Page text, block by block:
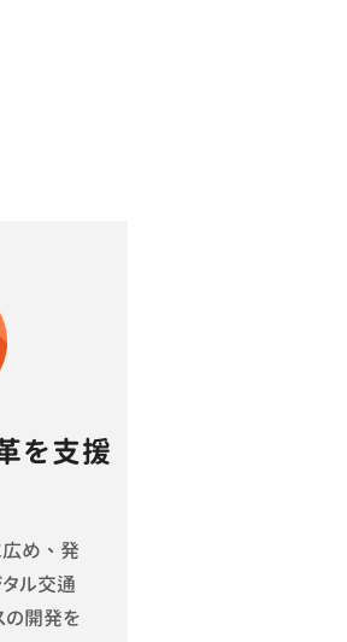
を支援
め、発
ル交通
の開発を